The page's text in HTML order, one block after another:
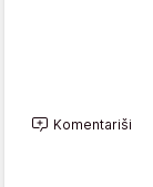
Komentariši